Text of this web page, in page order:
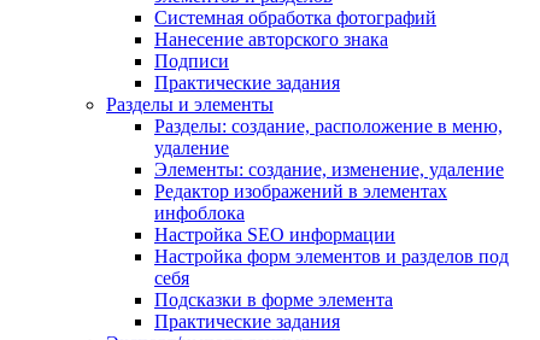
Системная обработка фотографий
Нанесение авторского знака
Подписи
Практические задания
Разделы и элементы
Разделы: создание, расположение в меню,
удаление
Элементы: создание, изменение, удаление
Редактор изображений в элементах
инфоблока
Настройка SEO информации
Настройка форм элементов и разделов под
себя
Подсказки в форме элемента
Практические задания